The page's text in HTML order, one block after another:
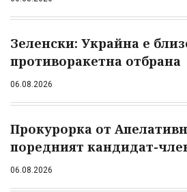
Зеленски: Украйна е
противоракетна отбрана
06.08.2026
Прокурорка от
поредният кандидат-
06.08.2026